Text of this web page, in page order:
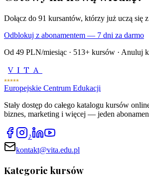
Dołącz do 91 kursantów, którzy już uczą się
Odblokuj z abonamentem — 7 dni za darmo
Od 49 PLN/miesiąc · 513+ kursów · Anuluj
VITA
Europejskie Centrum Edukacji
Stały dostęp do całego katalogu kursów
biznes, marketing i więcej — jeden
♪
kontakt@vita.edu.pl
Kategorie kursów